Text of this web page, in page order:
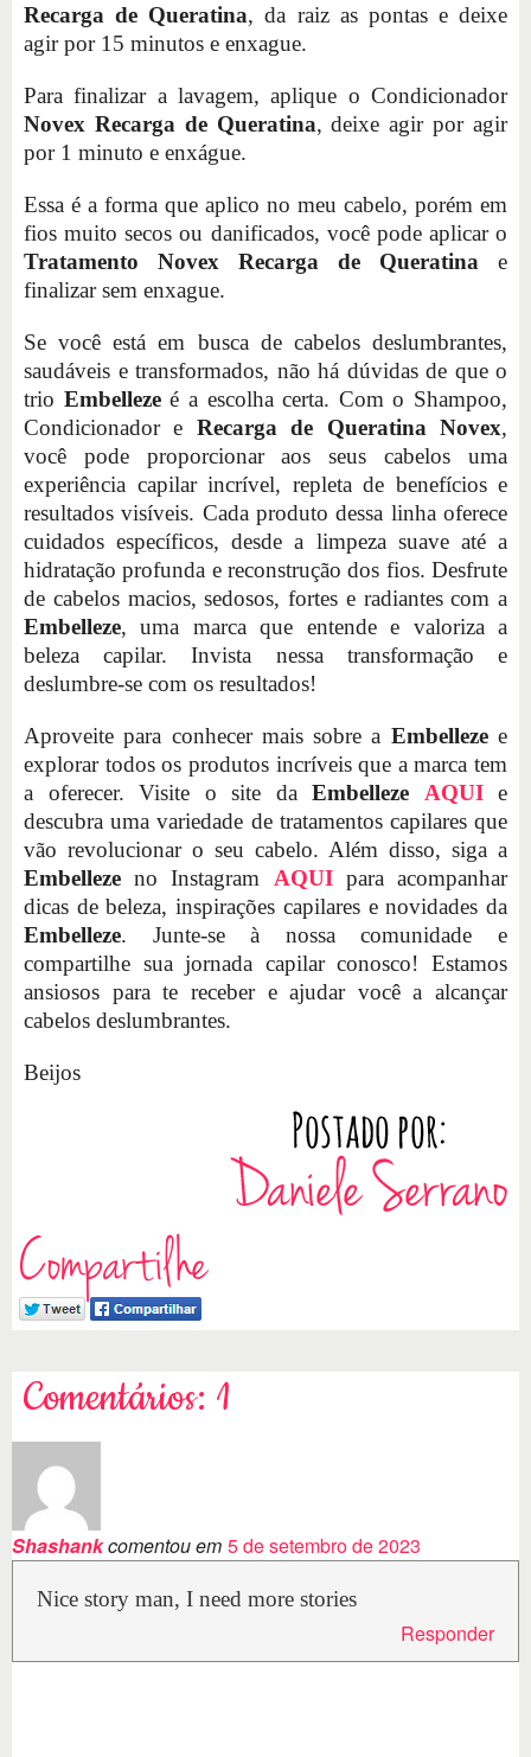
Recarga de Queratina, da raiz as pontas e deixe
agir por 15 minutos e enxague.
Para finalizar a lavagem, aplique o Condicionador
Novex Recarga de Queratina, deixe agir por agir
por 1 minuto e enxágue.
Essa é a forma que aplico no meu cabelo, porém em
fios muito secos ou danificados, você pode aplicar o
Tratamento Novex Recarga de Queratina e
finalizar sem enxague.
Se você está em busca de cabelos deslumbrantes,
saudáveis e transformados, não há dúvidas de que o
trio Embellezeé a escolha certa. Com o Shampoo,
Condicionador e Recarga de Queratina Novex,
você pode proporcionar aos seus cabelos uma
experiência capilar incrível, repleta de benefícios e
resultados visíveis. Cada produto dessa linha oferece
cuidados específicos, desde a limpeza suave até a
hidratação profunda e reconstrução dos fios. Desfrute
de cabelos macios, sedosos, fortes e radiantes com a
Embelleze, uma marca que entende e valoriza a
beleza capilar. Invista nessa transformação e
deslumbre-se com os resultados!
Aproveite para conhecer mais sobre a Embellezee
explorar todos os produtos incríveis que a marca tem
a oferecer. Visite o site da Embelleze AQUI e
descubra uma variedade de tratamentos capilares que
vão revolucionar o seu cabelo. Além disso, siga a
Embellezeno Instagram AQUIpara acompanhar
dicas de beleza, inspirações capilares e novidades da
Embelleze. Junte-se à nossa comunidade e
compartilhe sua jornada capilar conosco! Estamos
ansiosos para te receber e ajudar você a alcançar
cabelos deslumbrantes.
Beijos
Compartilhe
Comentários: 1
Shashankcomentou em 5 de setembro de 2023
Nice story man, I need more stories
Responder